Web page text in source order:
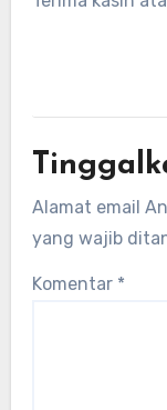
Alamat email
yang wajib
Komentar *